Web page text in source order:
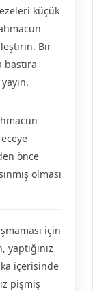
küçük
Bir
bastıra
önce
olması
için
yaptığınız
içerisinde
pişmiş